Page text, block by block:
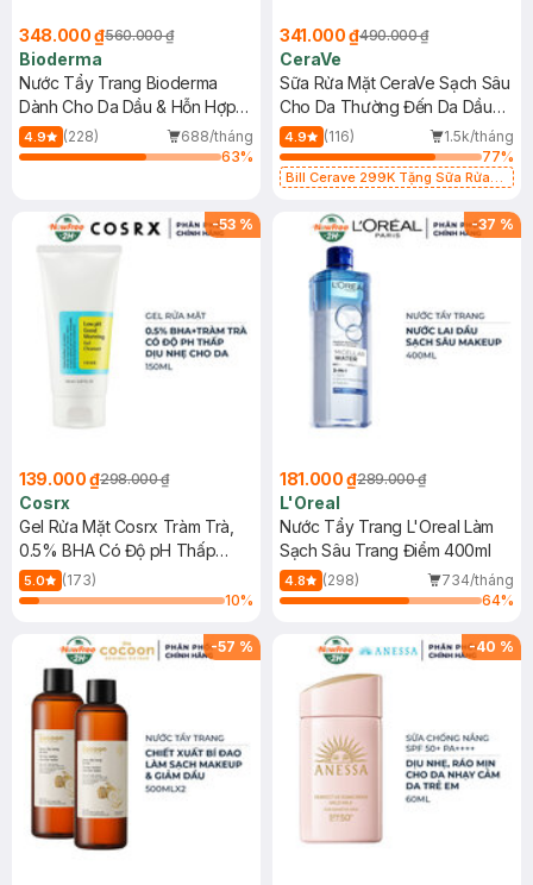
348.000 ₫560.000 ₫
Bioderma
Nước Tẩy Trang Bioderma
Dành Cho Da Dầu & Hỗn Hợp
500ml
4.9 (228)
688/tháng
63%
341.000 ₫490.000 ₫
CeraVe
Sữa Rửa Mặt CeraVe Sạch Sâu
Cho Da Thường Đến Da Dầu
473ml
4.9 (116)
1.5k/tháng
77%
Bill Cerave 299K Tặng Sữa Rửa
-53 %
139.000 ₫298.000 ₫
Cosrx
Gel Rửa Mặt Cosrx Tràm Trà,
0.5% BHA Có Độ pH Thấp
150ml
5.0
(173)
10%
-37 %
181.000 ₫289.000 ₫
L'Oreal
Nước Tẩy Trang L'Oreal Làm
Sạch Sâu Trang Điểm 400ml
4.8 (298)
734/tháng
64%
-57 % -40 %